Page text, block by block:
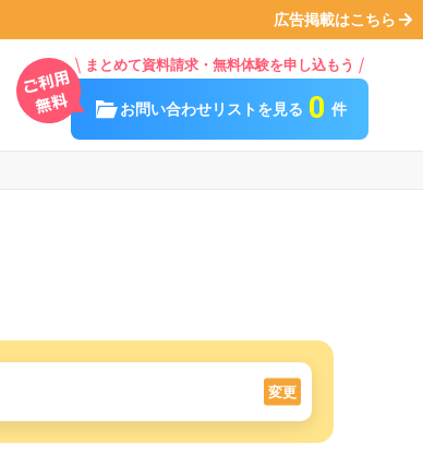
広告掲載はこちら
まとめて資料請求・無料体験を申し込もう
お問い合わせリストを見る 0 件
変更